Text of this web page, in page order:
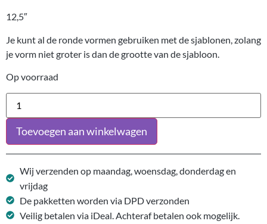
12,5″
Je kunt al de ronde vormen gebruiken met de sjablonen, zolang
je vorm niet groter is dan de grootte van de sjabloon.
Op voorraad
Toevoegen aan winkelwagen
Wij verzenden op maandag, woensdag, donderdag en
vrijdag
De pakketten worden via DPD verzonden
Veilig betalen via iDeal. Achteraf betalen ook mogelijk.